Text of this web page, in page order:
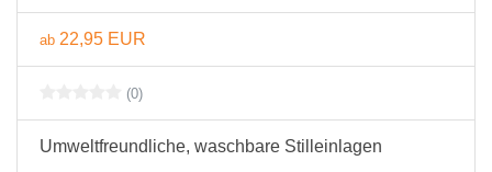
ab 22,95 EUR
(0)
Umweltfreundliche, waschbare Stilleinlagen